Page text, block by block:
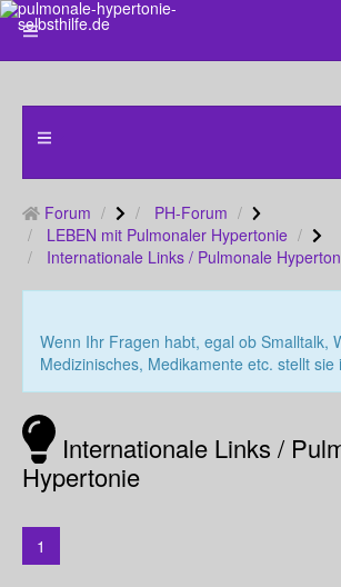
Forum
PH-Forum
LEBEN mit Pulmonaler Hypertonie
Internationale Links / Pulmonale
Wenn Ihr Fragen habt, egal ob Smalltalk,
Medizinisches, Medikamente etc. stellt
Internationale Links /
Hypertonie
1